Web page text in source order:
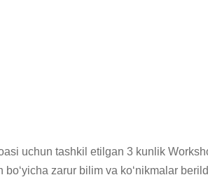
uchun tashkil etilgan 3 kunlik
zarur bilim va ko‘nikmalar